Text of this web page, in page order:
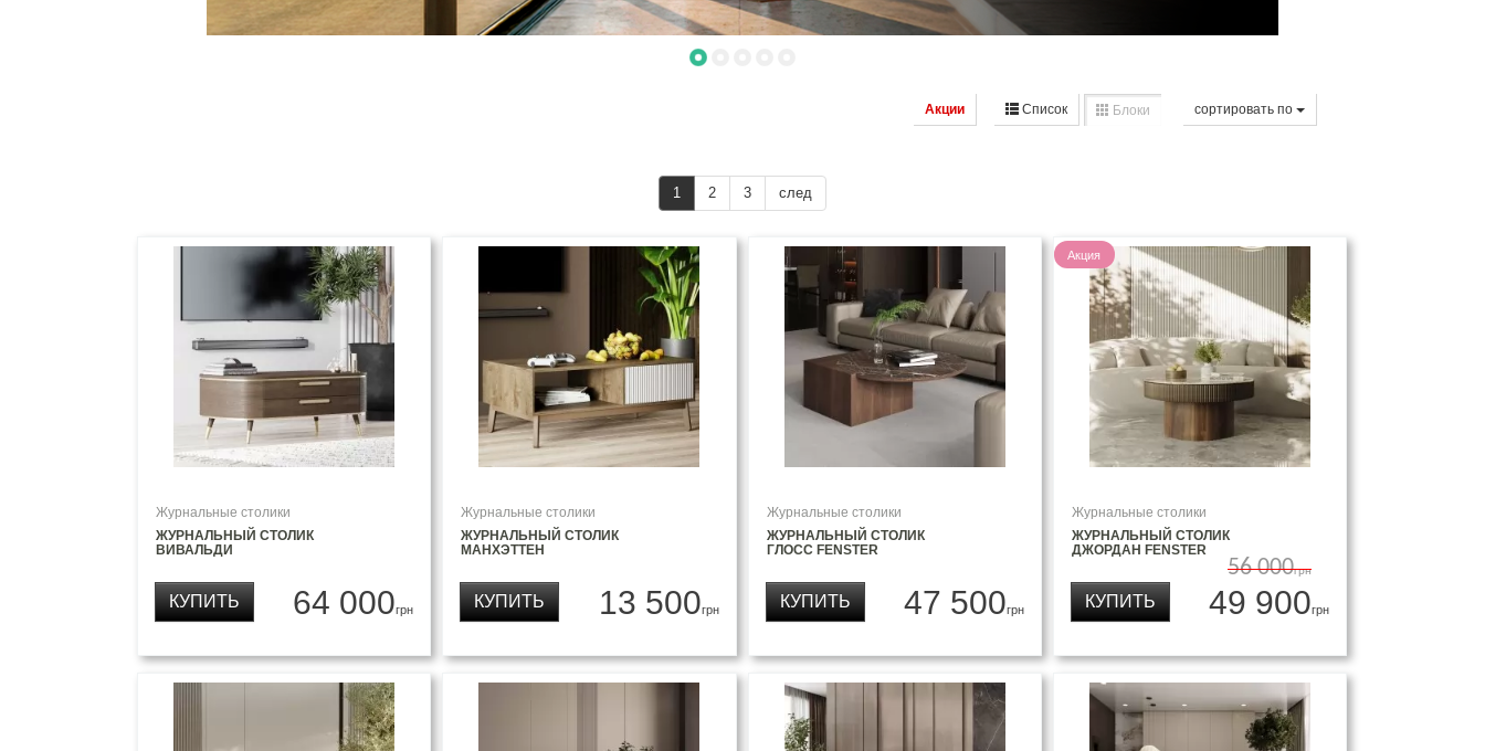
cортировать по
Акции Список Блоки
1 2 3 след
Журнальные столики
ЖУРНАЛЬНЫЙ СТОЛИК
ВИВАЛЬДИ
64 000грн
КУПИТЬ
Журнальные столики
ЖУРНАЛЬНЫЙ СТОЛИК
МАНХЭТТЕН
13 500грн
КУПИТЬ
Журнальные столики
ЖУРНАЛЬНЫЙ СТОЛИК
ГЛОСС FENSTER
47 500грн
КУПИТЬ
Акция
Журнальные столики
ЖУРНАЛЬНЫЙ СТОЛИК
ДЖОРДАН FENSTER
56 000грн
49 900грн
КУПИТЬ